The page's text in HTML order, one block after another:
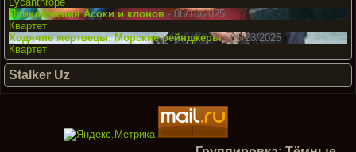
Приключения Асоки и клонов- 08/10/2025
Квартет
Ходячие мертвецы. Морские рейнджеры- 06/23/2025
Квартет
Stalker Uz